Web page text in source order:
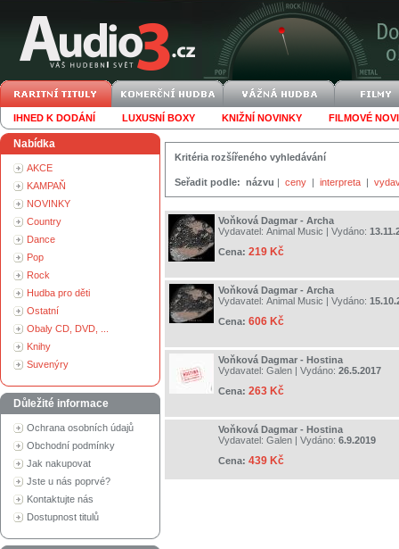
IHNED K DODÁNÍ LUXUSNÍ BOXY KNIŽNÍ NOVINKY FILMOVÉ
Nabídka
AKCE
KAMPAŇ
NOVINKY
Country
Dance
Pop
Rock
Hudba pro děti
Ostatní
Obaly CD, DVD, ...
Knihy
Suvenýry
Důležité informace
Ochrana osobních údajů
Obchodní podmínky
Jak nakupovat
Jste u nás poprvé?
Kontaktujte nás
Dostupnost titulů
Kritéria rozšířeného vyhledávání
Seřadit podle: názvu | ceny | interpreta |
Voňková Dagmar - Archa
Vydavatel: Animal Music | Vydáno:
Cena: 219 Kč
Voňková Dagmar - Archa
Vydavatel: Animal Music | Vydáno:
Cena: 606 Kč
Voňková Dagmar - Hostina
Vydavatel: Galen | Vydáno: 26.5.2017
Cena: 263 Kč
Voňková Dagmar - Hostina
Vydavatel: Galen | Vydáno: 6.9.2019
Cena: 439 Kč